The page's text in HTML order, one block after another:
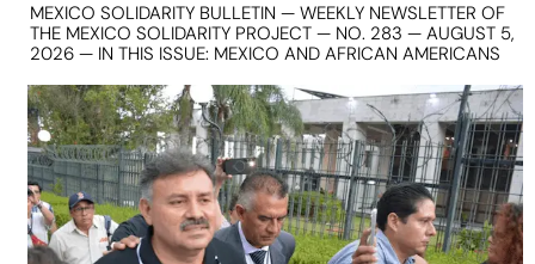
MEXICO SOLIDARITY BULLETIN — WEEKLY NEWSLETTER OF
THE MEXICO SOLIDARITY PROJECT — NO. 283 — AUGUST 5,
2026 — IN THIS ISSUE: MEXICO AND AFRICAN AMERICANS